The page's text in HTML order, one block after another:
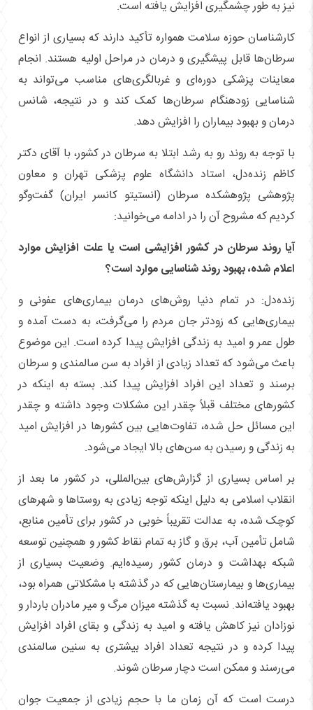
نیز به طور چشمگیری افزایش یافته است.
کارشناسان حوزه سلامت همواره تأکید دارند که بسیاری از انواع
سرطان‌ها قابل پیشگیری و درمان در مراحل اولیه هستند. انجام
معاینات پزشکی دوره‌ای و غربالگری‌های مناسب می‌تواند به
شناسایی زودهنگام سرطان‌ها کمک کند و در نتیجه، شانس
درمان و بهبود بیماران را افزایش دهد.
با توجه به روند رو به رشد ابتلا به سرطان در کشور، با آقای دکتر
کاظم زنده‌دل، استاد دانشگاه علوم پزشکی تهران و معاون
پژوهشی پژوهشکده سرطان (انستیتو کانسر ایران) گفت‌وگو
کردیم که مشروح آن را در ادامه می‌خوانید:
آیا روند سرطان در کشور افزایشی است یا علت افزایش موارد
اعلام شده، بهبود روند شناسایی موارد است؟
زنده‌دل: در تمام دنیا روش‌های درمان بیماری‌های عفونی و
بیماری‌هایی که زودتر جان مردم را می‌گرفت، به دست آمده و
طول عمر و امید به زندگی افزایش پیدا کرده است. این موضوع
باعث می‌شود که تعداد زیادی از افراد به سن سالمندی و سرطان
برسند و تعداد این افراد افزایش پیدا کند. بسته به اینکه در
کشورهای مختلف قبلاً چقدر این مشکلات وجود داشته و چقدر
این مسائل حل شده، تفاوت‌هایی بین کشورها در افزایش امید
به زندگی و رسیدن به سن‌های بالا ایجاد می‌شود.
بر اساس بسیاری از گزارش‌های بین‌المللی، در کشور ما بعد از
انقلاب اسلامی به دلیل اینکه توجه زیادی به روستاها و شهرهای
کوچک شده، به عدالت تقریباً خوبی در کشور برای تأمین منابع،
شامل تأمین آب، برق و گاز به تمام نقاط کشور و همچنین توسعه
شبکه بهداشت و درمان کشور رسیده‌ایم. وضعیت بسیاری از
بیماری‌ها و بیمارستان‌هایی که در گذشته با مشکلاتی همراه بود،
بهبود یافته‌اند. نسبت به گذشته میزان مرگ و میر مادران باردار و
نوزادان نیز کاهش یافته و امید به زندگی و بقای افراد افزایش
پیدا کرده و در نتیجه تعداد افراد بیشتری به سنین سالمندی
می‌رسند و ممکن است دچار سرطان شوند.
درست است که آن زمان ما با حجم زیادی از جمعیت جوان